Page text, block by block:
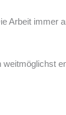
Arbeit immer